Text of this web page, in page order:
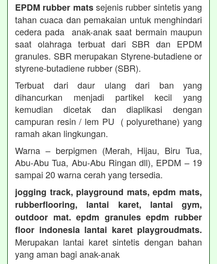
EPDM rubber matssejenis rubber sintetis yang
tahan cuaca dan pemakaian untuk menghindari
cedera pada anak-anak saat bermain maupun
saat olahraga terbuat dari SBR dan EPDM
granules. SBR merupakan Styrene-butadiene or
styrene-butadiene rubber (SBR).
Terbuat dari daur ulang dari ban yang
dihancurkan menjadi partikel kecil yang
kemudian dicetak dan diaplikasi dengan
campuran resin / lem PU ( polyurethane) yang
ramah akan lingkungan.
Warna – berpigmen (Merah, Hijau, Biru Tua,
Abu-Abu Tua, Abu-Abu Ringan dll), EPDM – 19
sampai 20 warna cerah yang tersedia.
jogging track, playground mats, epdm mats,
rubberflooring, lantai karet, lantai gym,
outdoor mat. epdm granules epdm rubber
floor indonesia lantai karet playgroudmats.
Merupakan lantai karet sintetis dengan bahan
yang aman bagi anak-anak